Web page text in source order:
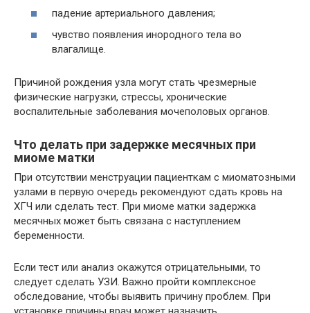
падение артериального давления;
чувство появления инородного тела во
влагалище.
Причиной рождения узла могут стать чрезмерные
физические нагрузки, стрессы, хронические
воспалительные заболевания мочеполовых органов.
Что делать при задержке месячных при
миоме матки
При отсутствии менструации пациенткам с миоматозными
узлами в первую очередь рекомендуют сдать кровь на
ХГЧ или сделать тест. При миоме матки задержка
месячных может быть связана с наступлением
беременности.
Если тест или анализ окажутся отрицательными, то
следует сделать УЗИ. Важно пройти комплексное
обследование, чтобы выявить причину проблем. При